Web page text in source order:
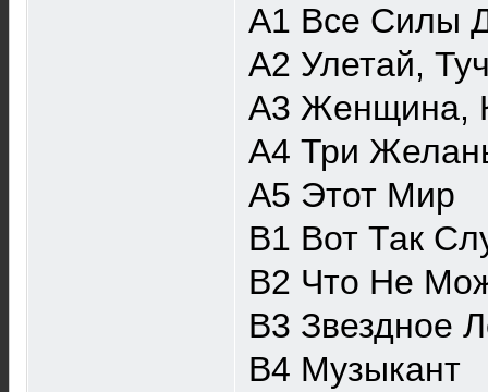
A1 Все Силы
A2 Улетай,
A3 Женщина,
A4 Три
A5 Этот Мир
B1 Вот Так
B2 Что Не
B3 Звездное
B4 Музыкант